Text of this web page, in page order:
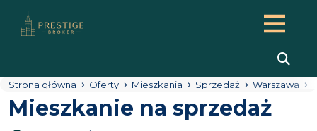
Strona główna Oferty Mieszkania Sprzedaż Warszawa
Mieszkanie na sprzedaż